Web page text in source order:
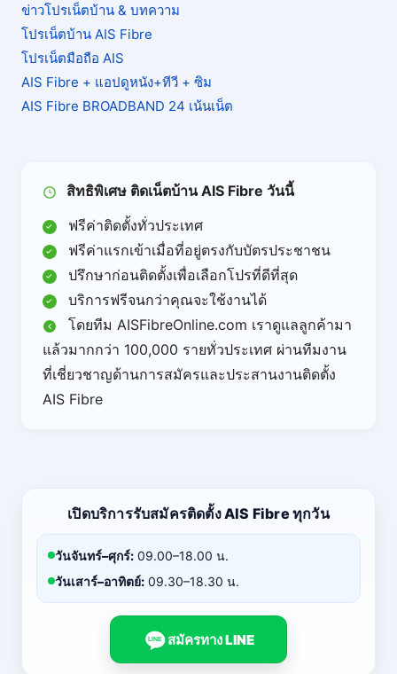
ข่าวโปรเน็ตบ้าน & บทความ
โปรเน็ตบ้าน AIS Fibre
โปรเน็ตมือถือ AIS
AIS Fibre + แอปดูหนัง+ทีวี + ซิม
AIS Fibre BROADBAND 24 เน้นเน็ต
สิทธิพิเศษ ติดเน็ตบ้าน AIS Fibre วันนี้
ฟรีค่าติดตั้งทั่วประเทศ
ฟรีค่าแรกเข้าเมื่อที่อยู่ตรงกับบัตรประชาชน
ปรึกษาก่อนติดตั้งเพื่อเลือกโปรที่ดีที่สุด
บริการฟรีจนกว่าคุณจะใช้งานได้
โดยทีม AISFibreOnline.com เราดูแลลูกค้ามา
แล้วมากกว่า 100,000 รายทั่วประเทศ ผ่านทีมงาน
ที่เชี่ยวชาญด้านการสมัครและประสานงานติดตั้ง
AIS Fibre
เปิดบริการรับสมัครติดตั้ง AIS Fibre ทุกวัน
วันจันทร์–ศุกร์: 09.00–18.00 น.
วันเสาร์–อาทิตย์: 09.30–18.30 น.
LINE สมัครทาง LINE